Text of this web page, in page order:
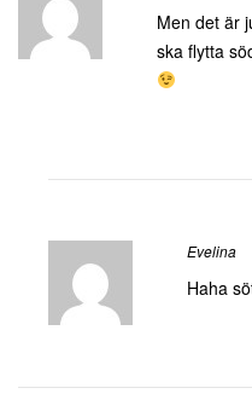
Men det är
ska flytta
Evelina
Haha